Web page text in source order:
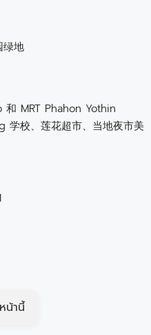
地
和 MRT Phahon Yothin
学校、莲花超市、当地夜市美
น้านี้